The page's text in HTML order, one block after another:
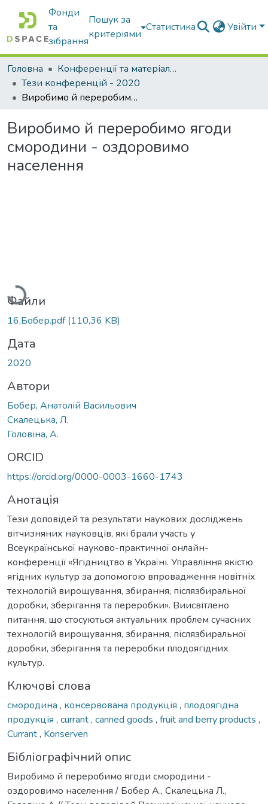
Фонди
та
зібрання
Пошук за
критеріями
Статистика Увійти
Головна
Конференції та матеріали конференцій
Тези конференцій - 2020
Виробимо й переробимо ягоди смородини - оздоровимо населення
Виробимо й переробимо ягоди
смородини - оздоровимо
населення
Вантажиться...
Файли
16,Бобер.pdf(110,36 KB)
Дата
2020
Автори
Бобер, Анатолій Васильович
Скалецька, Л.
Головіна, А.
ORCID
https://orcid.org/0000-0003-1660-1743
Анотація
Тези доповідей та результати наукових досліджень
вітчизняних науковців, які брали участь у
Всеукраїнської науково-практичної онлайн-
конференції «Ягідництво в Україні. Управління якістю
ягідних культур за допомогою впровадження новітніх
технологій вирощування, збирання, післязбиральної
доробки, зберігання та переробки». Виисвітлено
питання, що стосуються актуальних проблем сучасних
технологій вирощування, збирання, післязбиральної
доробки, зберігання та переробки плодоягідних
культур.
Ключові слова
смородина , консервована продукція , плодоягідна
продукція , currant, canned goods , fruit and berry products ,
Currant, Konserven
Бібліографічний опис
Виробимо й переробимо ягоди смородини -
оздоровимо населення / Бобер А., Скалецька Л.,